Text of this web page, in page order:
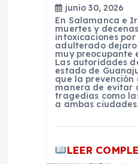
junio 30, 2026
En Salamanca e
muertes y
intoxicaciones
adulterado
muy preocupante
Las autoridades
estado de
que la prevención
manera de evitar
tragedias como
a ambas
LEER